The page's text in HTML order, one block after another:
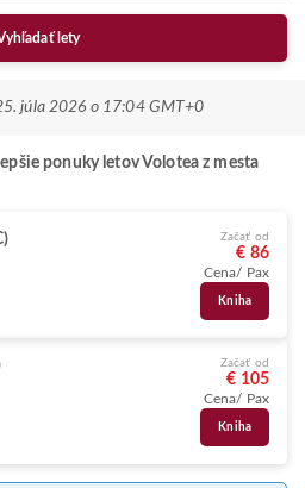
lety
júla 2026 o 17:04 GMT+0
ponuky letov Volotea z mesta
Začať od
€ 86
Cena/ Pax
Kniha
Začať od
€ 105
Cena/ Pax
Kniha